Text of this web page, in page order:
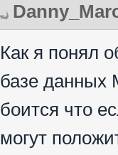
Как я понял
базе данных
боится что
могут